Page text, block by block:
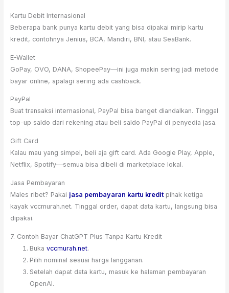
Kartu Debit Internasional
Beberapa bank punya kartu debit yang bisa dipakai mirip kartu
kredit, contohnya Jenius, BCA, Mandiri, BNI, atau SeaBank.
E-Wallet
GoPay, OVO, DANA, ShopeePay—ini juga makin sering jadi metode
bayar online, apalagi sering ada cashback.
PayPal
Buat transaksi internasional, PayPal bisa banget diandalkan. Tinggal
top-up saldo dari rekening atau beli saldo PayPal di penyedia jasa.
Gift Card
Kalau mau yang simpel, beli aja gift card. Ada Google Play, Apple,
Netflix, Spotify—semua bisa dibeli di marketplace lokal.
Jasa Pembayaran
Males ribet? Pakai jasa pembayaran kartu kreditpihak ketiga
kayak vccmurah.net. Tinggal order, dapat data kartu, langsung bisa
dipakai.
7. Contoh Bayar ChatGPT Plus Tanpa Kartu Kredit
Buka vccmurah.net.
Pilih nominal sesuai harga langganan.
Setelah dapat data kartu, masuk ke halaman pembayaran
OpenAI.